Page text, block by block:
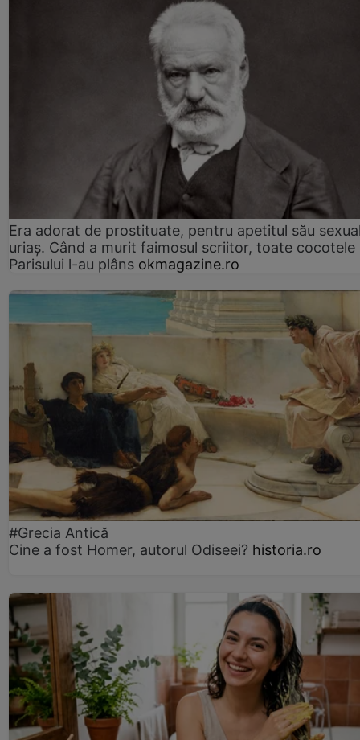
Era adorat de prostituate, pentru apetitul său
uriaș. Când a murit faimosul scriitor, toate cocotele
Parisului l-au plâns okmagazine.ro
#Grecia Antică
Cine a fost Homer, autorul Odiseei? historia.ro